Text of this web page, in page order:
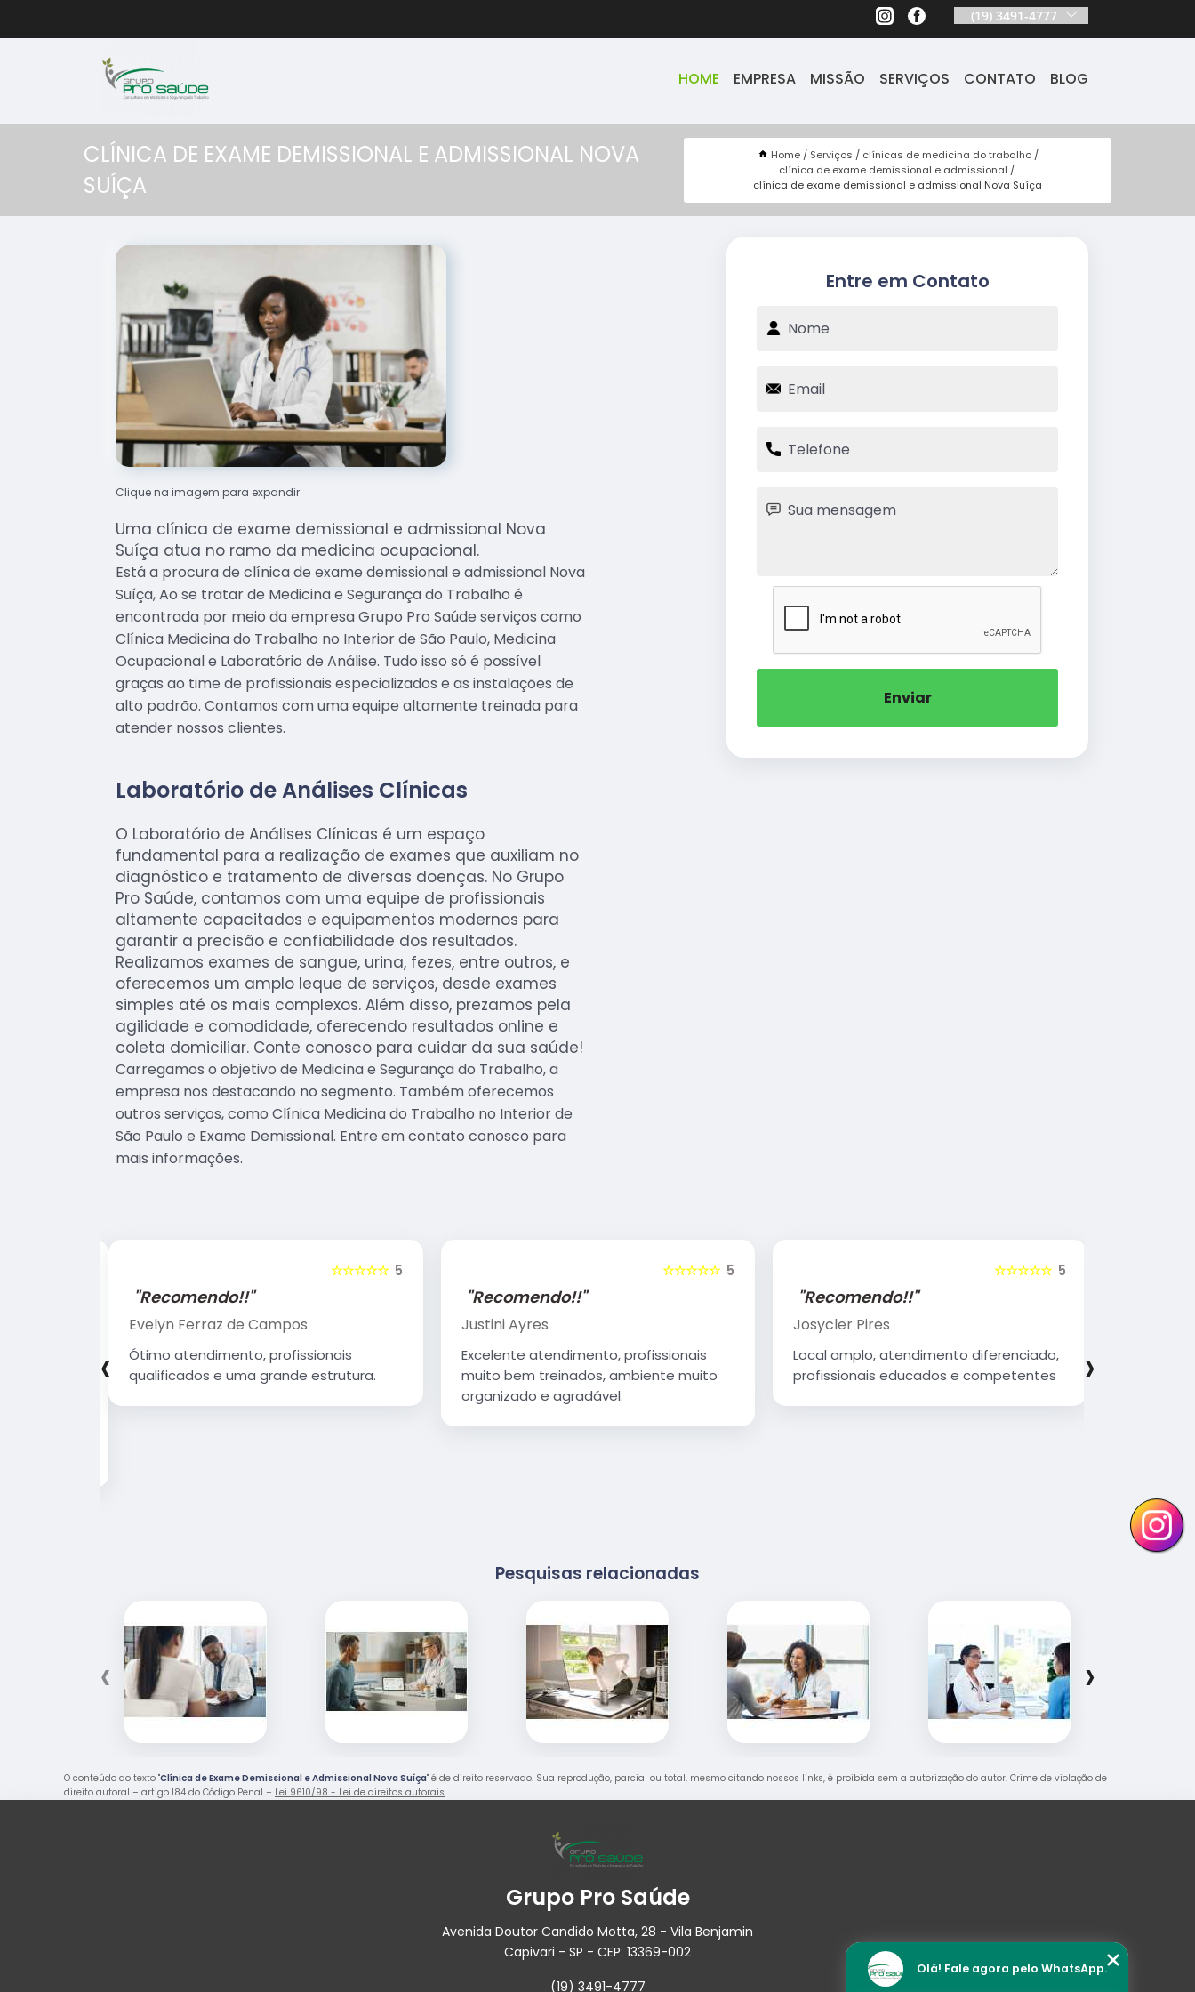
(19) 3491-4777
HOME EMPRESA MISSÃO SERVIÇOS CONTATO BLOG
CLÍNICA DE EXAME DEMISSIONAL E ADMISSIONAL NOVA
SUÍÇA
Home Serviços
clínicas de medicina do trabalho
clínica de exame demissional e admissional
clínica de exame demissional e admissional Nova Suíça
Clique na imagem para expandir
Uma clínica de exame demissional e admissional Nova
Suíça atua no ramo da medicina ocupacional.
Está a procura de clínica de exame demissional e admissional Nova
Suíça, Ao se tratar de Medicina e Segurança do Trabalho é
encontrada por meio da empresa Grupo Pro Saúde serviços como
Clínica Medicina do Trabalho no Interior de São Paulo, Medicina
Ocupacional e Laboratório de Análise. Tudo isso só é possível
graças ao time de profissionais especializados e as instalações de
alto padrão. Contamos com uma equipe altamente treinada para
atender nossos clientes.
Laboratório de Análises Clínicas
O Laboratório de Análises Clínicas é um espaço
fundamental para a realização de exames que auxiliam no
diagnóstico e tratamento de diversas doenças. No Grupo
Pro Saúde, contamos com uma equipe de profissionais
altamente capacitados e equipamentos modernos para
garantir a precisão e confiabilidade dos resultados.
Realizamos exames de sangue, urina, fezes, entre outros, e
oferecemos um amplo leque de serviços, desde exames
simples até os mais complexos. Além disso, prezamos pela
agilidade e comodidade, oferecendo resultados online e
coleta domiciliar. Conte conosco para cuidar da sua saúde!
Carregamos o objetivo de Medicina e Segurança do Trabalho, a
empresa nos destacando no segmento. Também oferecemos
outros serviços, como Clínica Medicina do Trabalho no Interior de
São Paulo e Exame Demissional. Entre em contato conosco para
mais informações.
Entre em Contato
Enviar
5
☆☆☆☆☆
"Recomendo!!"
Evelyn Ferraz de Campos
Ótimo atendimento, profissionais
qualificados e uma grande estrutura.
5
☆☆☆☆☆
"Recomendo!!"
Justini Ayres
Excelente atendimento, profissionais
muito bem treinados, ambiente muito
organizado e agradável.
5
☆☆☆☆☆
"Recomendo!!"
Josycler Pires
Local amplo, atendimento diferenciado,
profissionais educados e competentes
‹ ›
Pesquisas relacionadas
‹ ›
O conteúdo do texto "Clínica de Exame Demissional e Admissional Nova Suíça" é de direito reservado. Sua reprodução, parcial ou total, mesmo citando nossos links, é proibida sem a autorização do autor. Crime de violação de
direito autoral – artigo 184 do Código Penal – Lei 9610/98 - Lei de direitos autorais.
Grupo Pro Saúde
Avenida Doutor Candido Motta, 28 - Vila Benjamin
Capivari - SP - CEP: 13369-002
(19) 3491-4777
Olá! Fale agora pelo WhatsApp.